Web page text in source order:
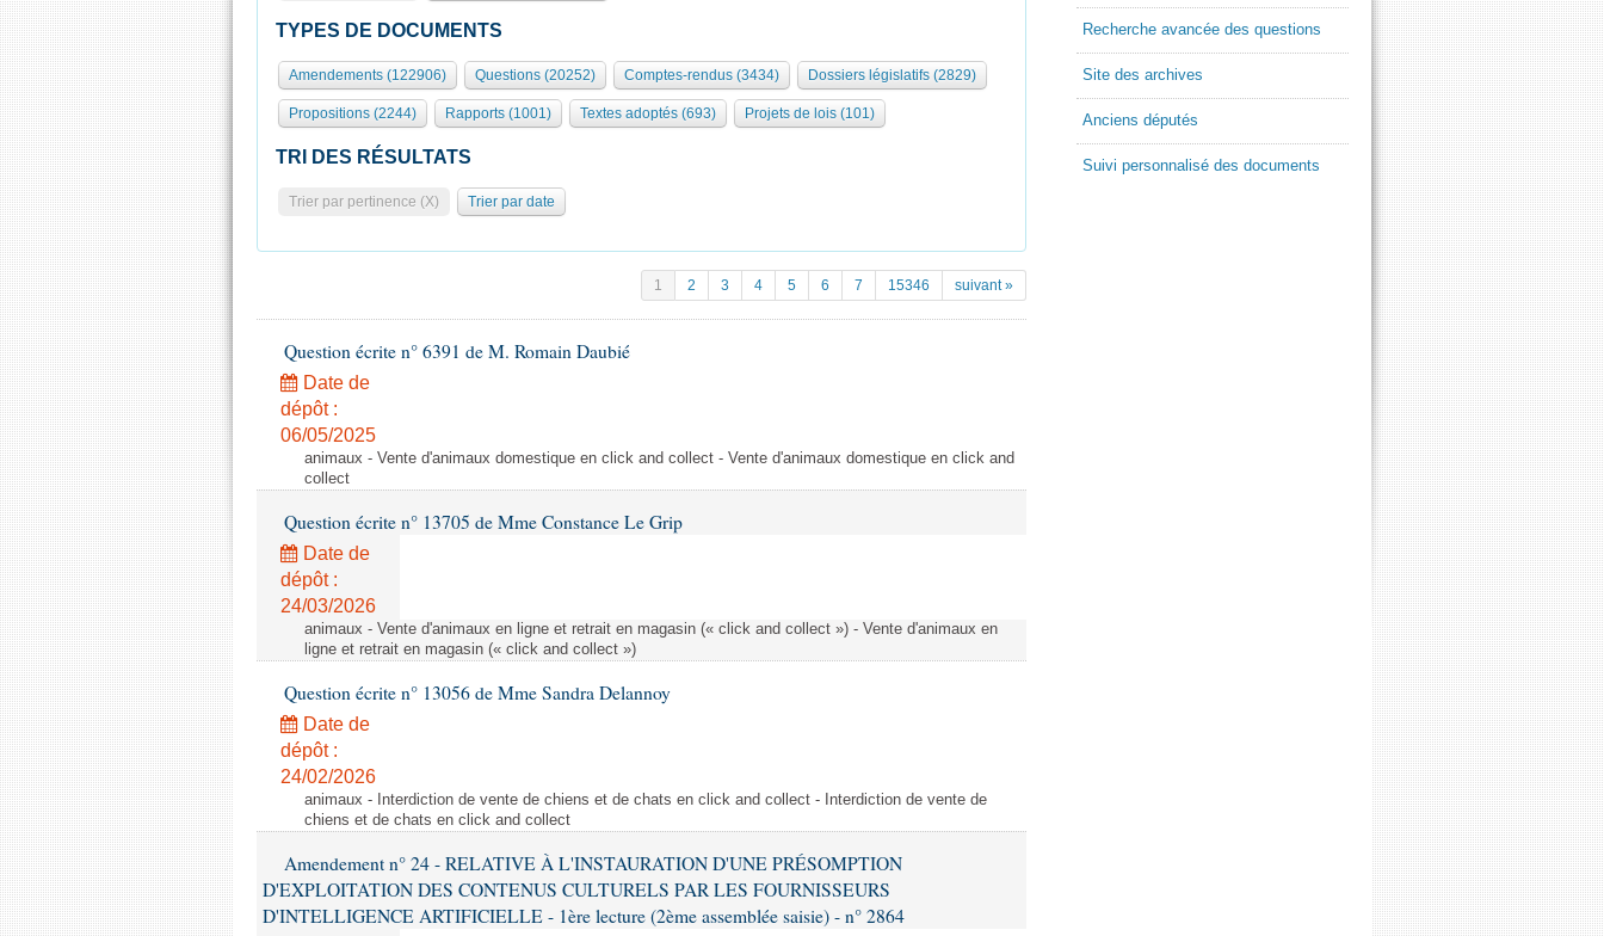
TYPES DE DOCUMENTS
Amendements (122906) Questions (20252) Comptes-rendus (3434) Dossiers législatifs (2829)
Propositions (2244) Rapports (1001) Textes adoptés (693) Projets de lois (101)
TRI DES RÉSULTATS
Trier par pertinence (X) Trier par date
1 2 3 4 5 6 7 15346 suivant »
Question écrite n° 6391 de M. Romain Daubié
Date de
dépôt :
06/05/2025
animaux - Vente d'animaux domestique en click and collect - Vente d'animaux domestique en click and
collect
Question écrite n° 13705 de Mme Constance Le Grip
Date de
dépôt :
24/03/2026
animaux - Vente d'animaux en ligne et retrait en magasin (« click and collect ») - Vente d'animaux en
ligne et retrait en magasin (« click and collect »)
Question écrite n° 13056 de Mme Sandra Delannoy
Date de
dépôt :
24/02/2026
animaux - Interdiction de vente de chiens et de chats en click and collect - Interdiction de vente de
chiens et de chats en click and collect
Amendement n° 24 - RELATIVE À L'INSTAURATION D'UNE PRÉSOMPTION
D'EXPLOITATION DES CONTENUS CULTURELS PAR LES FOURNISSEURS
D'INTELLIGENCE ARTIFICIELLE - 1ère lecture (2ème assemblée saisie) - n° 2864
Recherche avancée des questions
Site des archives
Anciens députés
Suivi personnalisé des documents